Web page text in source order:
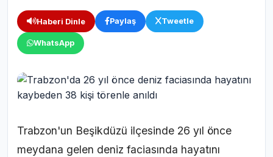
Haberi Dinle Paylaş Tweetle
WhatsApp
Trabzon'un Beşikdüzü ilçesinde 26 yıl önce
meydana gelen deniz faciasında hayatını